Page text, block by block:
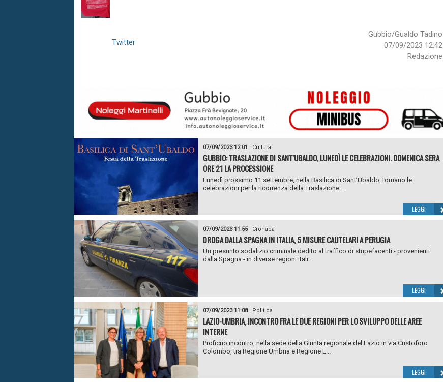
Gubbio/Gualdo Tadino
07/09/2023 12:42
Redazione
Twitter
07/09/2023 12:01 | Cultura
GUBBIO: TRASLAZIONE DI SANT'UBALDO, LUNEDÌ LE CELEBRAZIONI. DOMENICA SERA
ORE 21 LA PROCESSIONE
Lunedì prossimo 11 settembre, nella Basilica di Sant’Ubaldo, tornano le
celebrazioni per la ricorrenza della Traslazione...
LEGGI
07/09/2023 11:55| Cronaca
DROGA DALLA SPAGNA IN ITALIA, 5 MISURE CAUTELARI A PERUGIA
Un presunto sodalizio criminale dedito al traffico di stupefacenti - provenienti
dalla Spagna - in diverse regioni itali...
LEGGI
07/09/2023 11:08| Politica
LAZIO-UMBRIA, INCONTRO FRA LE DUE REGIONI PER LO SVILUPPO DELLE AREE
INTERNE
Proficuo incontro, nella sede della Giunta regionale del Lazio in via Cristoforo
Colombo, tra Regione Umbria e Regione L...
LEGGI